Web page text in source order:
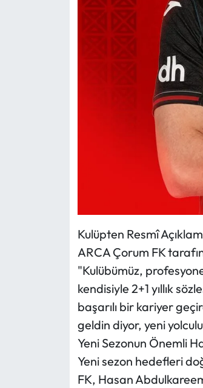
Kulüpten Resmî
ARCA Çorum FK
"Kulübümüz,
kendisiyle 2+1 yıllık
başarılı bir kariyer
geldin diyor, yeni
Yeni Sezonun Önemli
Yeni sezon hedefleri
FK, Hasan